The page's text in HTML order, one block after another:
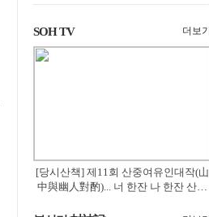
SOH TV 더보기
[당시산책] 제11회 산중여유인대작(山
中與幽人對酌)... 너 한잔 나 한잔 산의